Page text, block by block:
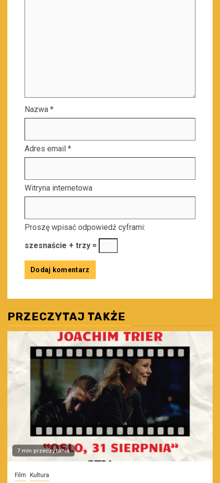
Nazwa *
Adres email *
Witryna internetowa
Proszę wpisać odpowiedź cyframi:
szesnaście + trzy =
PRZECZYTAJ TAKŻE
7 min przeczytania
Film Kultura